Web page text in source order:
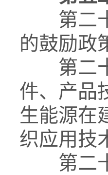
第二十
的鼓励政
第二十
件、产品
生能源在
织应用技
第二十